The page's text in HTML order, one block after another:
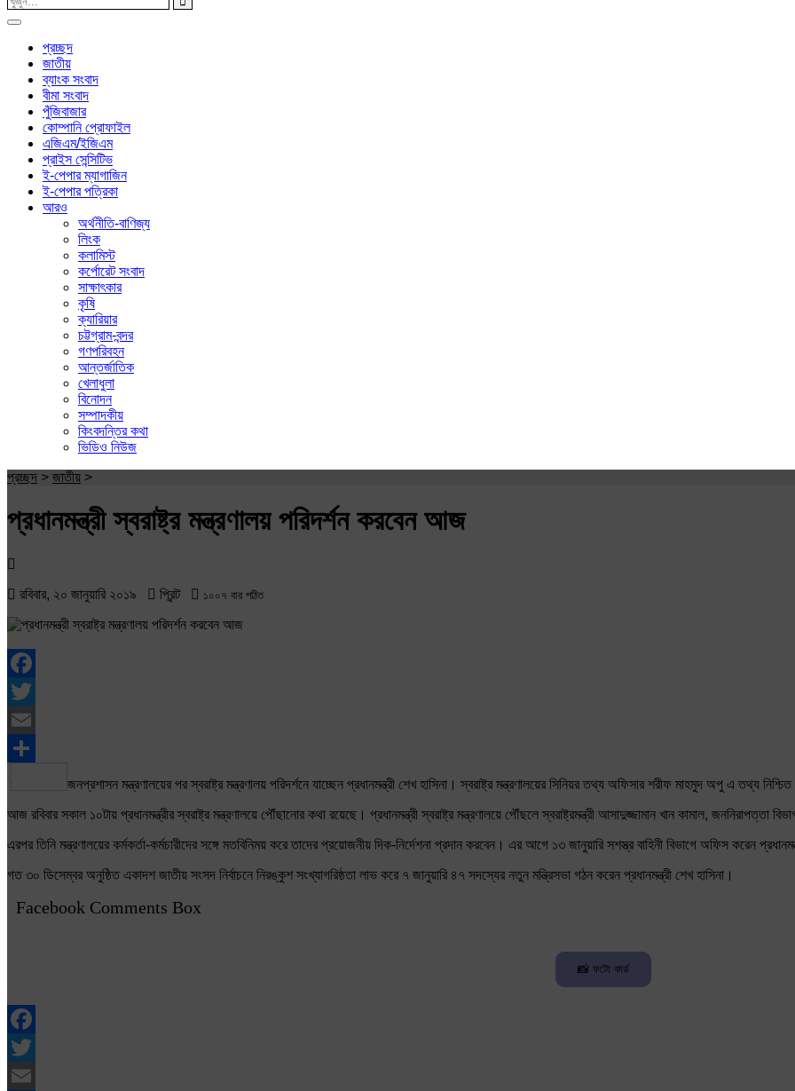
প্রচ্ছদ
জাতীয়
ব্যাংক সংবাদ
বীমা সংবাদ
পুঁজিবাজার
কোম্পানি প্রোফাইল
এজিএম/ইজিএম
প্রাইস সেন্সিটিভ
ই-পেপার ম্যাগাজিন
ই-পেপার পত্রিকা
আরও
অর্থনীতি-বাণিজ্য
লিংক
কলামিস্ট
কর্পোরেট সংবাদ
সাক্ষাৎকার
কৃষি
ক্যারিয়ার
চট্টগ্রাম-বন্দর
গণপরিবহন
আন্তর্জাতিক
খেলাধুলা
বিনোদন
সম্পাদকীয়
কিংবদন্তির কথা
ভিডিও নিউজ
প্রচ্ছদ > জাতীয় >
প্রধানমন্ত্রী স্বরাষ্ট্র মন্ত্রণালয় পরিদর্শন করবেন আজ
রবিবার, ২০ জানুয়ারি ২০১৯ প্রিন্ট ১০০৭ বার পঠিত
Facebook
Twitter
Email
জনপ্রশাসন মন্ত্রণালয়ের পর স্বরাষ্ট্র মন্ত্রণালয় পরিদর্শনে যাচ্ছেন প্রধানমন্ত্রী শেখ হাসিনা। স্বরাষ্ট্র মন্ত্রণালয়ের সিনিয়র তথ্য অফিসার শরীফ মাহমুদ অপু এ তথ্য
আজ রবিবার সকাল ১০টায় প্রধানমন্ত্রীর স্বরাষ্ট্র মন্ত্রণালয়ে পৌঁছানোর কথা রয়েছে। প্রধানমন্ত্রী স্বরাষ্ট্র মন্ত্রণালয়ে পৌঁছলে স্বরাষ্ট্রমন্ত্রী আসাদুজ্জামান খান কামাল, জননিরাপত্তা
এরপর তিনি মন্ত্রণালয়ের কর্মকর্তা-কর্মচারীদের সঙ্গে মতবিনিময় করে তাদের প্রয়োজনীয় দিক-নির্দেশনা প্রদান করবেন। এর আগে ১৩ জানুয়ারি সশস্ত্র বাহিনী বিভাগে অফিস করেন
গত ৩০ ডিসেম্বর অনুষ্ঠিত একাদশ জাতীয় সংসদ নির্বাচনে নিরঙ্কুশ সংখ্যাগরিষ্ঠতা লাভ করে ৭ জানুয়ারি ৪৭ সদস্যের নতুন মন্ত্রিসভা গঠন করেন প্রধানমন্ত্রী শেখ হাসিনা।
Facebook Comments Box
📸 ফটো কার্ড
Facebook
Twitter